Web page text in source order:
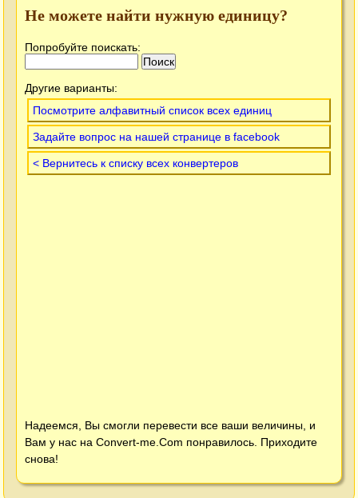
Не можете найти нужную единицу?
Попробуйте поискать:
Другие варианты:
Посмотрите алфавитный список всех единиц
Задайте вопрос на нашей странице в facebook
< Вернитесь к списку всех конвертеров
Надеемся, Вы смогли перевести все ваши величины, и
Вам у нас на Convert-me.Com понравилось. Приходите
снова!